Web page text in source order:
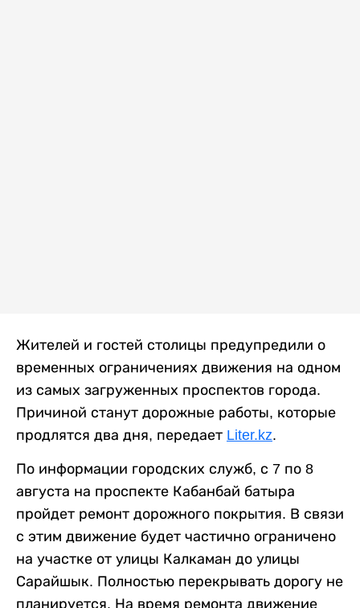
Жителей и гостей столицы предупредили о
временных ограничениях движения на одном
из самых загруженных проспектов города.
Причиной станут дорожные работы, которые
продлятся два дня, передает Liter.kz.
По информации городских служб, с 7 по 8
августа на проспекте Кабанбай батыра
пройдет ремонт дорожного покрытия. В связи
с этим движение будет частично ограничено
на участке от улицы Калкаман до улицы
Сарайшык. Полностью перекрывать дорогу не
планируется. На время ремонта движение